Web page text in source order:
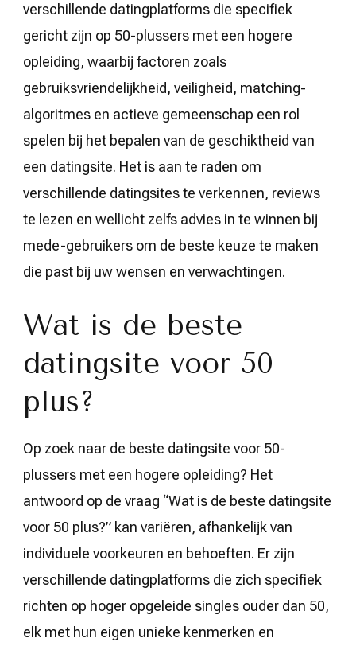
verschillende datingplatforms die specifiek
gericht zijn op 50-plussers met een hogere
opleiding, waarbij factoren zoals
gebruiksvriendelijkheid, veiligheid, matching-
algoritmes en actieve gemeenschap een rol
spelen bij het bepalen van de geschiktheid van
een datingsite. Het is aan te raden om
verschillende datingsites te verkennen, reviews
te lezen en wellicht zelfs advies in te winnen bij
mede-gebruikers om de beste keuze te maken
die past bij uw wensen en verwachtingen.
Wat is de beste
datingsite voor 50
plus?
Op zoek naar de beste datingsite voor 50-
plussers met een hogere opleiding? Het
antwoord op de vraag “Wat is de beste datingsite
voor 50 plus?” kan variëren, afhankelijk van
individuele voorkeuren en behoeften. Er zijn
verschillende datingplatforms die zich specifiek
richten op hoger opgeleide singles ouder dan 50,
elk met hun eigen unieke kenmerken en